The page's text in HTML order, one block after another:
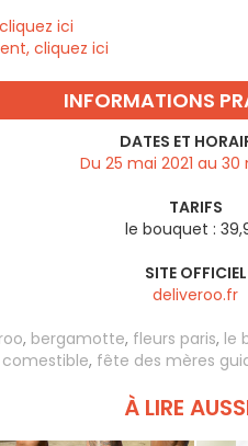
ici
cliquez ici
INFORMATIONS
DATES ET
Du 25 mai 2021 au 30
TARIFS
le bouquet :
SITE OFFICIEL
deliveroo.fr
, bergamotte, fleurs paris, le
, fête des mères
À LIRE